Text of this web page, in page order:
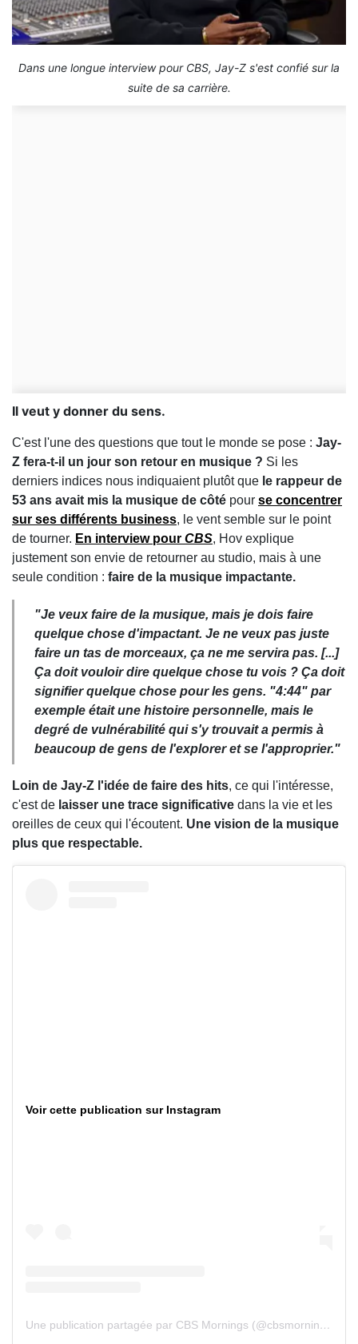
Dans une longue interview pour CBS, Jay-Z s'est confié sur la
suite de sa carrière.
Il veut y donner du sens.
C'est l'une des questions que tout le monde se pose : Jay-
Z fera-t-il un jour son retour en musique ? Si les
derniers indices nous indiquaient plutôt que le rappeur de
53 ans avait mis la musique de côté pour se concentrer
sur ses différents business, le vent semble sur le point
de tourner. En interview pour CBS, Hov explique
justement son envie de retourner au studio, mais à une
seule condition : faire de la musique impactante.
"Je veux faire de la musique, mais je dois faire
quelque chose d'impactant. Je ne veux pas juste
faire un tas de morceaux, ça ne me servira pas. [...]
Ça doit vouloir dire quelque chose tu vois ? Ça doit
signifier quelque chose pour les gens. "4:44" par
exemple était une histoire personnelle, mais le
degré de vulnérabilité qui s'y trouvait a permis à
beaucoup de gens de l'explorer et se l'approprier."
Loin de Jay-Z l'idée de faire des hits, ce qui l'intéresse,
c'est de laisser une trace significative dans la vie et les
oreilles de ceux qui l'écoutent. Une vision de la musique
plus que respectable.
Voir cette publication sur Instagram
Une publication partagée par CBS Mornings (@cbsmornings)